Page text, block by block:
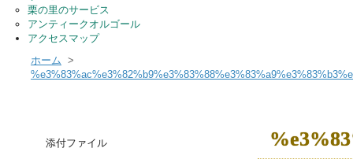
栗の里のサービス
アンティークオルゴール
アクセスマップ
ホーム >
添付ファイル